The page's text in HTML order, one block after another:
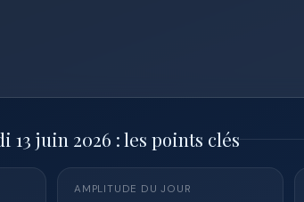
13 juin 2026 : les points clés
AMPLITUDE DU JOUR